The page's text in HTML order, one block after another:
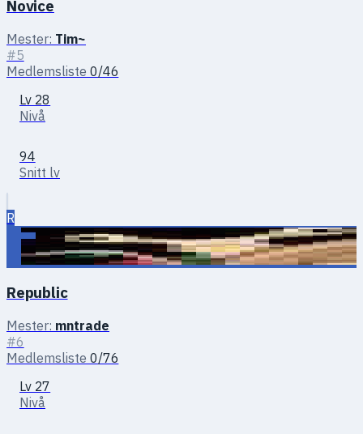
Novice
Mester: Tim~
#5
Medlemsliste 0/46
Lv 28
Nivå
94
Snitt lv
R
Republic
Mester: mntrade
#6
Medlemsliste 0/76
Lv 27
Nivå